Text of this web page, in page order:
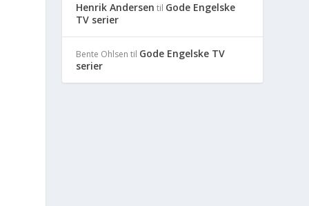
Henrik Andersen til Gode Engelske
TV serier
Bente Ohlsen til Gode Engelske TV
serier